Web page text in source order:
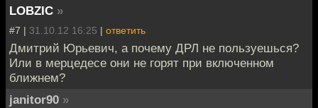
LOBZIC »
#7 | 31.10.12 16:25 | ответить
Дмитрий Юрьевич, а почему ДРЛ не пользуешься?
Или в мерцедесе они не горят при включенном
ближнем?
janitor90 »